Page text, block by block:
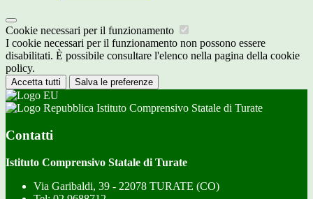
Cookie necessari per il funzionamento
I cookie necessari per il funzionamento non possono essere
disabilitati. È possibile consultare l'elenco nella pagina della cookie
policy.
Accetta tutti Salva le preferenze
Istituto Comprensivo Statale di Turate
Contatti
Istituto Comprensivo Statale di Turate
Via Garibaldi, 39 - 22078 TURATE (CO)